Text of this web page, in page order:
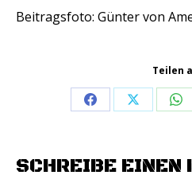
Beitragsfoto: Günter von
Teilen
Share
Facebook
Share
X
SCHREIBE EINEN